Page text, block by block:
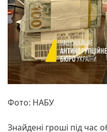
Фото: НАБУ
Знайдені гроші під час